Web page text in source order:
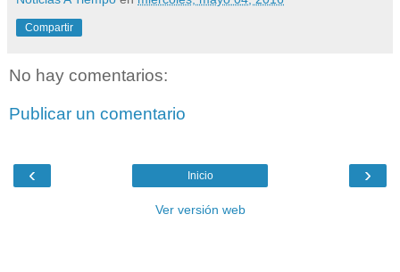
Compartir
No hay comentarios:
Publicar un comentario
‹ ›
Inicio
Ver versión web